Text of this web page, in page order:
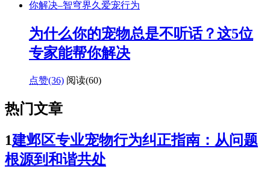
为什么你的宠物总是不听话？这5位
专家能帮你解决
点赞(36) 阅读(60)
热门文章
1建邺区专业宠物行为纠正指南：从问题
根源到和谐共处